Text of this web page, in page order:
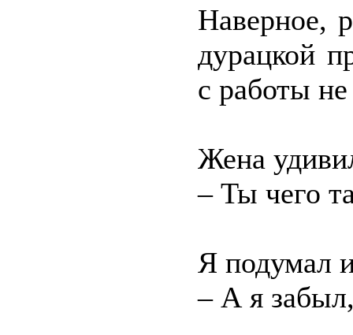
Наверное,
дурацкой
с работы
Жена
– Ты чего
Я подумал
– А я